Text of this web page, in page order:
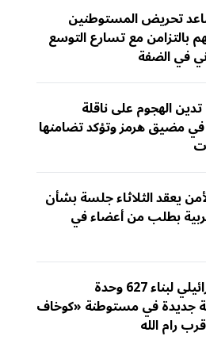
تحريض المستوطنين
بالتزامن مع تسارع التوسع
في الضفة
الهجوم على ناقلة
مضيق هرمز وتؤكد تضامنها
يعقد الثلاثاء جلسة بشأن
بطلب من أعضاء في
عطاء إسرائيلي لبناء 627 وحدة
جديدة في مستوطنة «كوخاف
رام الله